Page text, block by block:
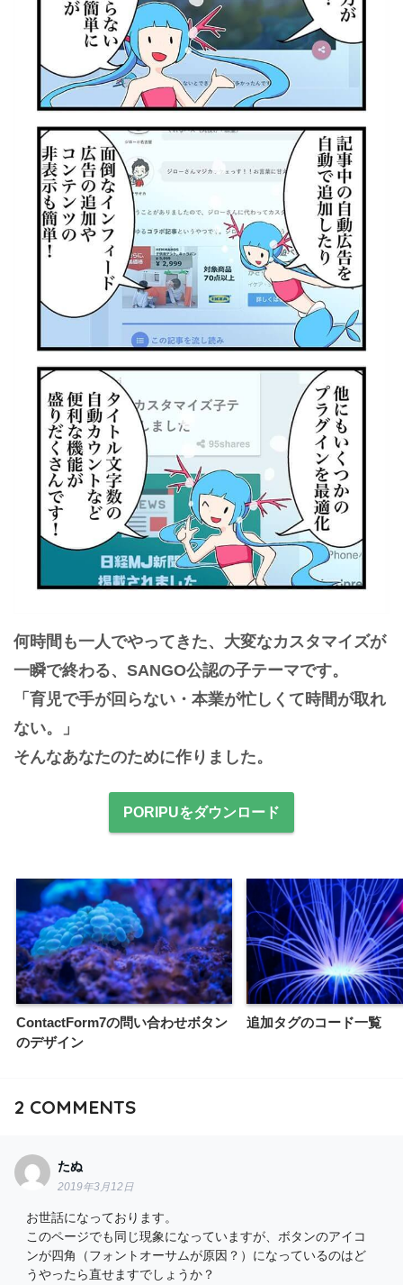
何時間も一人でやってきた、大変なカスタマイズが
一瞬で終わる、SANGO公認の子テーマです。
「育児で手が回らない・本業が忙しくて時間が取れ
ない。」
そんなあなたのために作りました。
PORIPUをダウンロード
ContactForm7の問い合わせボタン
のデザイン
追加タグのコード一覧
2 COMMENTS
たぬ
2019年3月12日
お世話になっております。
このページでも同じ現象になっていますが、ボタンのアイコ
ンが四角（フォントオーサムが原因？）になっているのはど
うやったら直せますでしょうか？